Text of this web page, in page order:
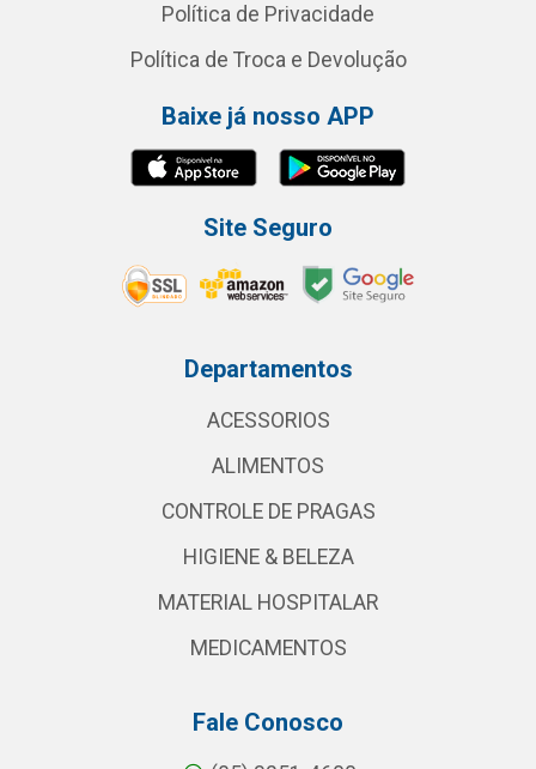
Política de Privacidade
Política de Troca e Devolução
Baixe já nosso APP
Site Seguro
Departamentos
ACESSORIOS
ALIMENTOS
CONTROLE DE PRAGAS
HIGIENE & BELEZA
MATERIAL HOSPITALAR
MEDICAMENTOS
Fale Conosco